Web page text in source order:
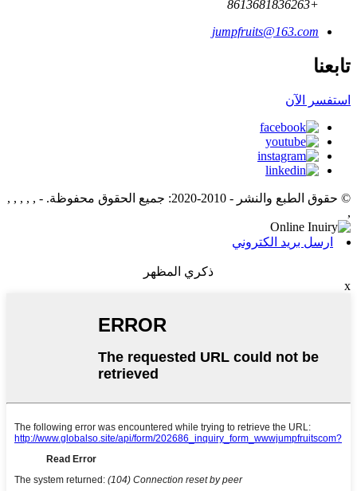
+8613681836263
jumpfruits@163.com
تابعنا
استفسر الآن
© حقوق الطبع والنشر - 2010-2020: جميع الحقوق محفوظة.
- , , , , ,
,
ارسل بريد الكتروني
ذكري المظهر
x